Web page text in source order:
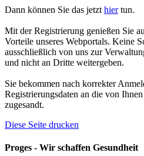
Dann können Sie das jetzt hiertun.
Mit der Registrierung genießen Sie
Vorteile unseres Webportals. Keine
ausschließlich von uns zur
und nicht an Dritte weitergeben.
Sie bekommen nach korrekter
Registrierungsdaten an die von
zugesandt.
Diese Seite drucken
Proges - Wir schaffen Gesundheit